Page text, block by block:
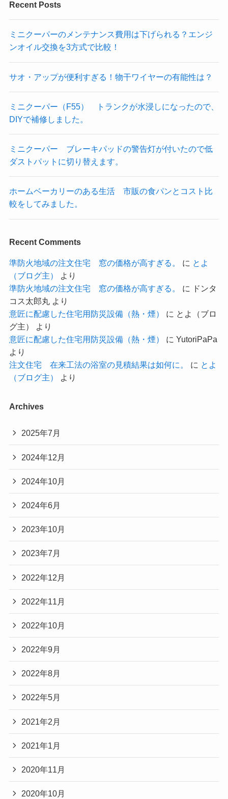
Recent Posts
ミニクーパーのメンテナンス費用は下げられる？エンジ
ンオイル交換を3方式で比較！
サオ・アップが便利すぎる！物干ワイヤーの有能性は？
ミニクーパー（F55） トランクが水浸しになったので、
DIYで補修しました。
ミニクーパー ブレーキパッドの警告灯が付いたので低
ダストパットに切り替えます。
ホームベーカリーのある生活 市販の食パンとコスト比
較をしてみました。
Recent Comments
準防火地域の注文住宅 窓の価格が高すぎる。 に とよ
（ブログ主）
より
準防火地域の注文住宅 窓の価格が高すぎる。
に
ドンタ
コス太郎丸より
意匠に配慮した住宅用防災設備（熱・煙）
に とよ（ブロ
グ主）
より
意匠に配慮した住宅用防災設備（熱・煙）
に YutoriPaPa
より
注文住宅 在来工法の浴室の見積結果は如何に。
に とよ
（ブログ主）
より
Archives
2025年7月
2024年12月
2024年10月
2024年6月
2023年10月
2023年7月
2022年12月
2022年11月
2022年10月
2022年9月
2022年8月
2022年5月
2021年2月
2021年1月
2020年11月
2020年10月